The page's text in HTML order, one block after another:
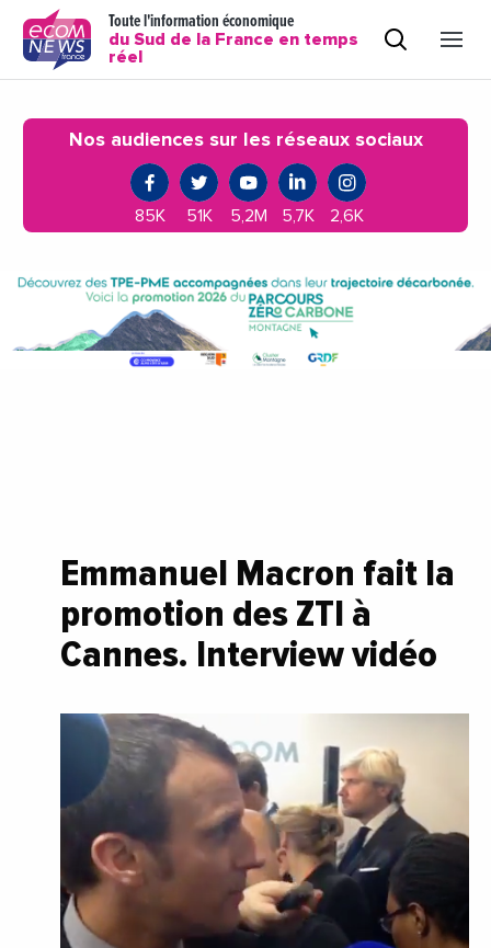
Toute l'information économique
du Sud de la France en temps
réel
Nos audiences sur les réseaux sociaux
85K 51K 5,2M 5,7K 2,6K
Emmanuel Macron fait la
promotion des ZTI à
Cannes. Interview vidéo